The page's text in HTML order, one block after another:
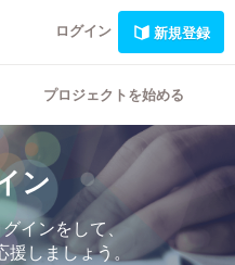
ログイン 新規登録
プロジェクトを始める
ン
インをして、
しましょう。